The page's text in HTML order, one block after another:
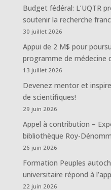
Budget fédéral: L’UQTR
soutenir la recherche
30 juillet 2026
Appui de 2 M$ pour
programme de médecine
13 juillet 2026
Devenez mentor et
de scientifiques!
29 juin 2026
Appel à contribution –
bibliothèque Roy-
26 juin 2026
Formation Peuples
universitaire répond à
22 juin 2026